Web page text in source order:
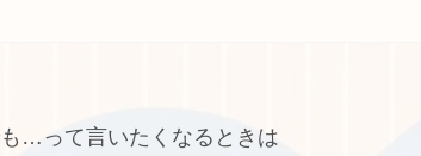
…って言いたくなるときは